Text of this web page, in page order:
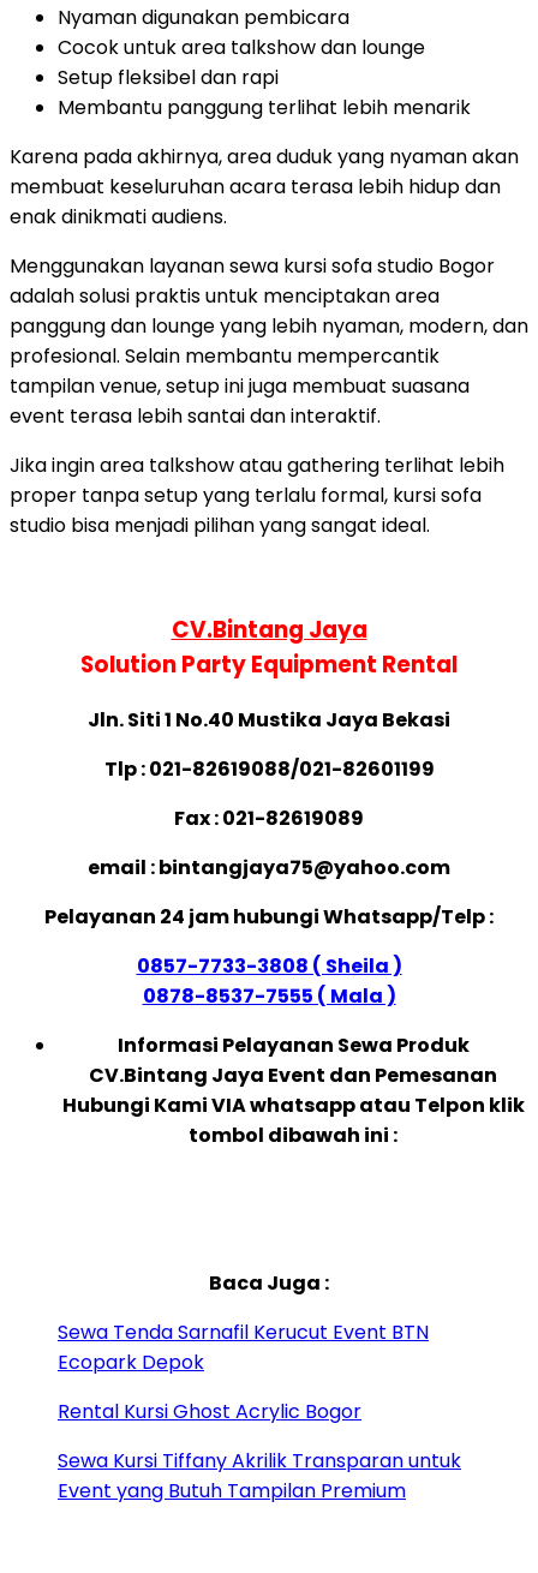
Nyaman digunakan pembicara
Cocok untuk area talkshow dan lounge
Setup fleksibel dan rapi
Membantu panggung terlihat lebih menarik
Karena pada akhirnya, area duduk yang nyaman akan
membuat keseluruhan acara terasa lebih hidup dan
enak dinikmati audiens.
Menggunakan layanan sewa kursi sofa studio Bogor
adalah solusi praktis untuk menciptakan area
panggung dan lounge yang lebih nyaman, modern, dan
profesional. Selain membantu mempercantik
tampilan venue, setup ini juga membuat suasana
event terasa lebih santai dan interaktif.
Jika ingin area talkshow atau gathering terlihat lebih
proper tanpa setup yang terlalu formal, kursi sofa
studio bisa menjadi pilihan yang sangat ideal.
CV.Bintang Jaya
Solution Party Equipment Rental
Jln. Siti 1 No.40 Mustika Jaya Bekasi
Tlp : 021-82619088/021-82601199
Fax : 021-82619089
email : bintangjaya75@yahoo.com
Pelayanan 24 jam hubungi Whatsapp/Telp :
0857-7733-3808 ( Sheila )
0878-8537-7555 ( Mala )
Informasi Pelayanan Sewa Produk
CV.Bintang Jaya Event dan Pemesanan
Hubungi Kami VIA whatsapp atau Telpon klik
tombol dibawah ini :
Baca Juga :
Sewa Tenda Sarnafil Kerucut Event BTN
Ecopark Depok
Rental Kursi Ghost Acrylic Bogor
Sewa Kursi Tiffany Akrilik Transparan untuk
Event yang Butuh Tampilan Premium